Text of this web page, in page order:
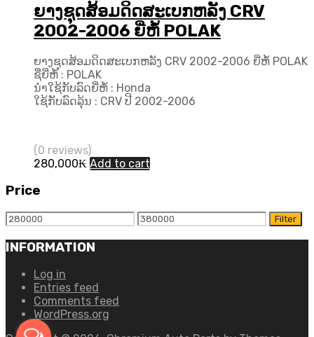
ຍາງຊຸດສ້ອມດິດສະເບກຫລັງ CRV
2002-2006 ຍີ່ຫໍ້ POLAK
ຍາງຊຸດສ້ອມດິດສະເບກຫລັງ CRV 2002-2006 ຍີ່ຫໍ້ POLAK
ຊື່ຍີ່ຫໍ້ : POLAK
ນຳໃຊ້ກັບລົດຍີ່ຫໍ້ : Honda
ໃຊ້ກັບລົດລຸ້ນ : CRV ປີ 2002-2006
(0 reviews)
280,000₭ Add to cart
Price
Min
price
Max
price
Filter
INFORMATION
Log in
Entries feed
Comments feed
WordPress.org